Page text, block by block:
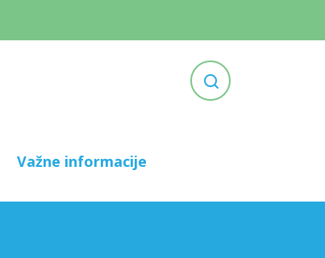
Važne informacije